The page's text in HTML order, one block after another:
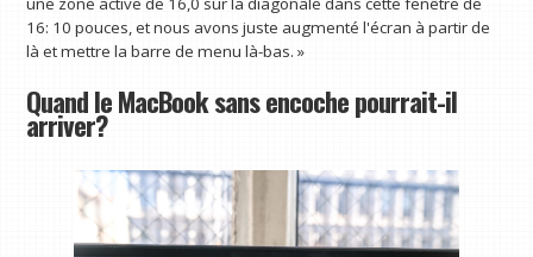
16: 10 pouces, et nous avons juste augmenté l'écran à partir de
là et mettre la barre de menu là-bas. »
Quand le MacBook sans encoche pourrait-il
arriver?